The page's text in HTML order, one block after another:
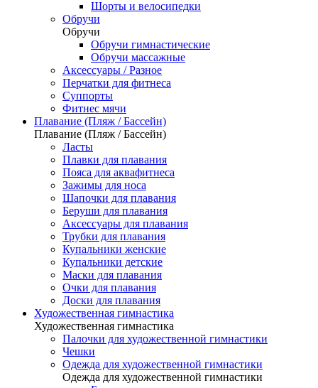
Шорты и велосипедки
Обручи
Обручи
Обручи гимнастические
Обручи массажные
Аксессуары / Разное
Перчатки для фитнеса
Суппорты
Фитнес мячи
Плавание (Пляж / Бассейн)
Плавание (Пляж / Бассейн)
Ласты
Плавки для плавания
Пояса для аквафитнеса
Зажимы для носа
Шапочки для плавания
Беруши для плавания
Аксессуары для плавания
Трубки для плавания
Купальники женские
Купальники детские
Маски для плавания
Очки для плавания
Доски для плавания
Художественная гимнастика
Художественная гимнастика
Палочки для художественной гимнастики
Чешки
Одежда для художественной гимнастики
Одежда для художественной гимнастики